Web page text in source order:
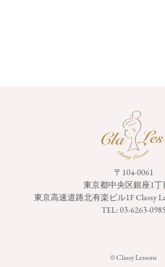
〒104-0061
東京都中央区銀座1丁
東京高速道路北有楽ビル1FClassy
TEL:03-6263-0985
© Classy Lessons